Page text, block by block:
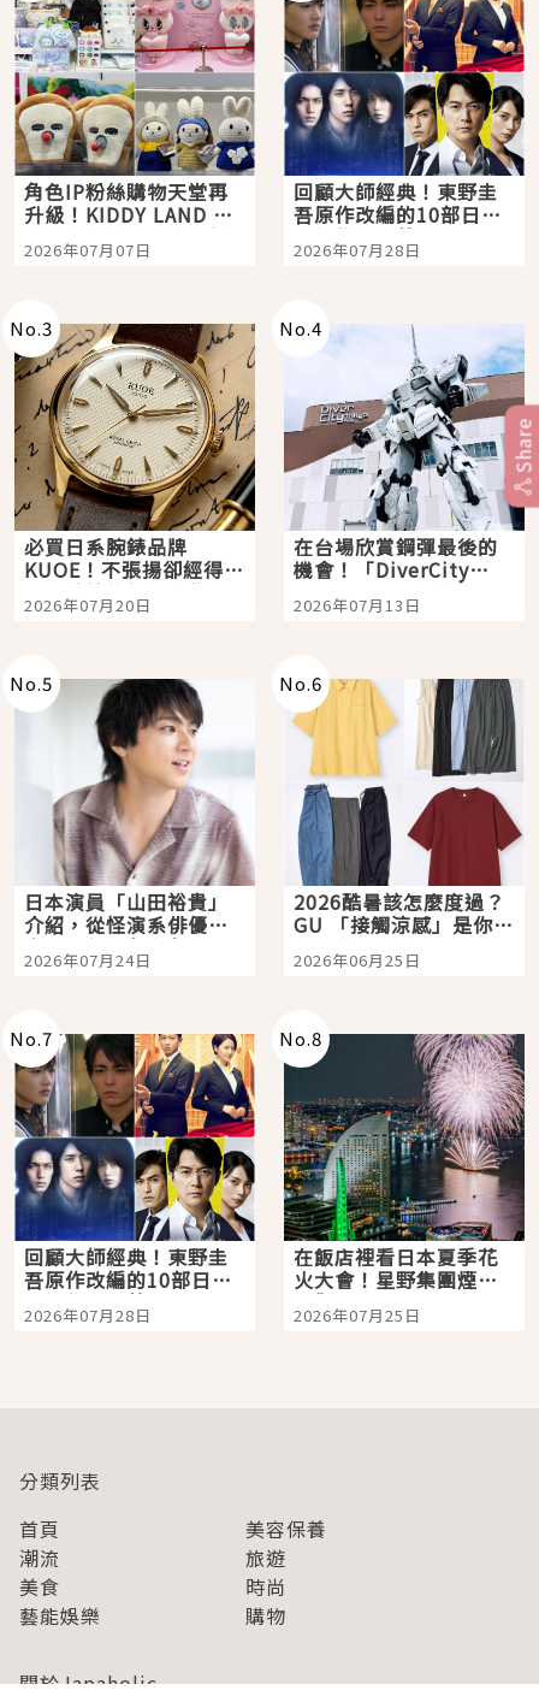
角色IP粉絲購物天堂再
升級！KIDDY LAND 原
宿店吉伊卡哇迎客，新
開幕 OMOKADO 店3分
2026年07月07日
回顧大師經典！東野圭
吾原作改編的10部日本
影視作品推薦
2026年07月28日
No.3
必買日系腕錶品牌
KUOE！不張揚卻經得起
時間洗鍊的經典之作五
選
2026年07月20日
No.4
在台場欣賞鋼彈最後的
機會！「DiverCity
Tokyo Plaza」搭船、
購物、美食及夜景，一
2026年07月13日
No.5
日本演員「山田裕貴」
介紹，從怪演系俳優走
向國民級日劇主角
2026年07月24日
No.6
2026酷暑該怎麼度過？
GU 「接觸涼感」是你的
夏日救星
2026年06月25日
No.7
回顧大師經典！東野圭
吾原作改編的10部日本
影視作品推薦
2026年07月28日
No.8
在飯店裡看日本夏季花
火大會！星野集團煙火
景觀飯店6選，讓你不用
人擠人悠閒欣賞
2026年07月25日
Share
分類列表
首頁
美容保養
潮流
旅遊
美食
時尚
藝能娛樂
購物
關於Japaholic